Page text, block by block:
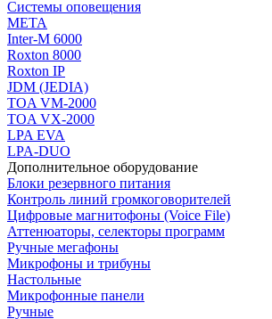
Системы оповещения
МЕТА
Inter-M 6000
Roxton 8000
Roxton IP
JDM (JEDIA)
TOA VM-2000
TOA VX-2000
LPA EVA
LPA-DUO
Дополнительное оборудование
Блоки резервного питания
Контроль линий громкоговорителей
Цифровые магнитофоны (Voice File)
Аттенюаторы, селекторы программ
Ручные мегафоны
Микрофоны и трибуны
Настольные
Микрофонные панели
Ручные